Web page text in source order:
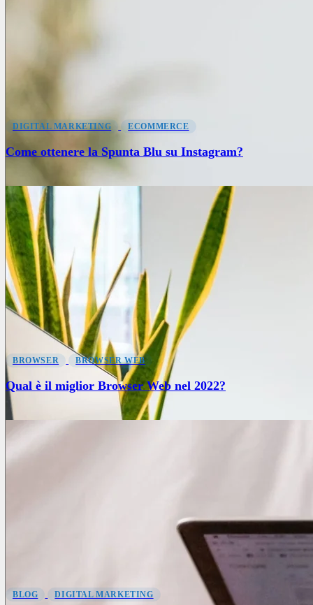
DIGITAL MARKETING ECOMMERCE
Come ottenere la Spunta Blu su Instagram?
BROWSER BROWSER WEB
Qual è il miglior Browser Web nel 2022?
BLOG DIGITAL MARKETING